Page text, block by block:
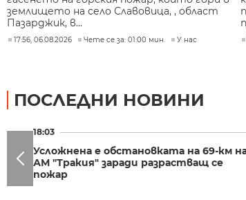
землището на село Славовица, , област
Пазарджик, в...
17:56, 06.08.2026 Чете се за: 01:00 мин. У нас
ПОСЛЕДНИ НОВИНИ
18:03
Усложнена е обстановката на 69-км
АМ "Тракия" заради разрастващ се
пожар